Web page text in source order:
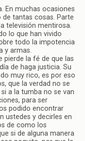
En muchas ocasiones
tantas cosas. Parte
televisión mentirosa.
lo que han vivido
todo la impotencia
y armas.
pierde la fé de que las
de haga justicia. Su
muy rico, es por eso
que la verdad no se
a la tumba no se van
para ser
podido encontrar
ustedes y decirles en
de como los
si de alguna manera